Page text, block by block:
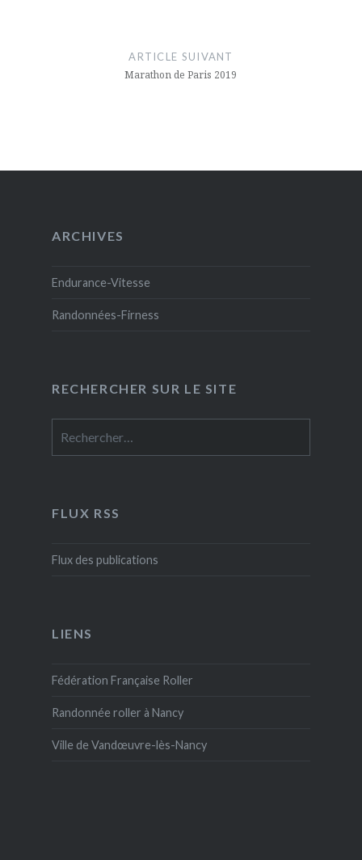
ARTICLE SUIVANT
Marathon de Paris 2019
ARCHIVES
Endurance-Vitesse
Randonnées-Firness
RECHERCHER SUR LE SITE
FLUX RSS
Flux des publications
LIENS
Fédération Française Roller
Randonnée roller à Nancy
Ville de Vandœuvre-lès-Nancy